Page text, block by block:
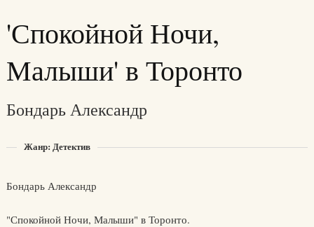
'Спокойной Ночи,
Малыши' в Торонто
Бондарь Александр
Жанр: Детектив
Бондарь Александр
"Спокойной Ночи, Малыши" в Торонто.